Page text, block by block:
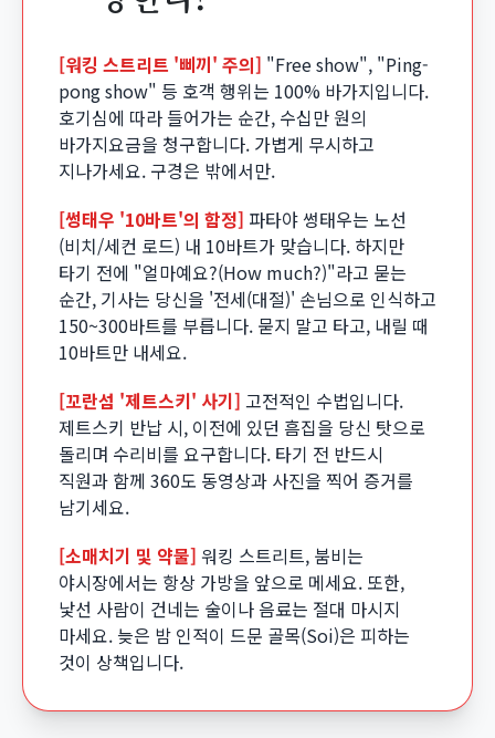
[워킹 스트리트 '삐끼' 주의] "Free show", "Ping-
pong show" 등 호객 행위는 100% 바가지입니다.
호기심에 따라 들어가는 순간, 수십만 원의
바가지요금을 청구합니다. 가볍게 무시하고
지나가세요. 구경은 밖에서만.
[썽태우 '10바트'의 함정] 파타야 썽태우는 노선
(비치/세컨 로드) 내 10바트가 맞습니다. 하지만
타기 전에 "얼마예요?(How much?)"라고 묻는
순간, 기사는 당신을 '전세(대절)' 손님으로 인식하고
150~300바트를 부릅니다. 묻지 말고 타고, 내릴 때
10바트만 내세요.
[꼬란섬 '제트스키' 사기] 고전적인 수법입니다.
제트스키 반납 시, 이전에 있던 흠집을 당신 탓으로
돌리며 수리비를 요구합니다. 타기 전 반드시
직원과 함께 360도 동영상과 사진을 찍어 증거를
남기세요.
[소매치기 및 약물] 워킹 스트리트, 붐비는
야시장에서는 항상 가방을 앞으로 메세요. 또한,
낯선 사람이 건네는 술이나 음료는 절대 마시지
마세요. 늦은 밤 인적이 드문 골목(Soi)은 피하는
것이 상책입니다.